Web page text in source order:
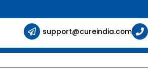
support@cureindia.com